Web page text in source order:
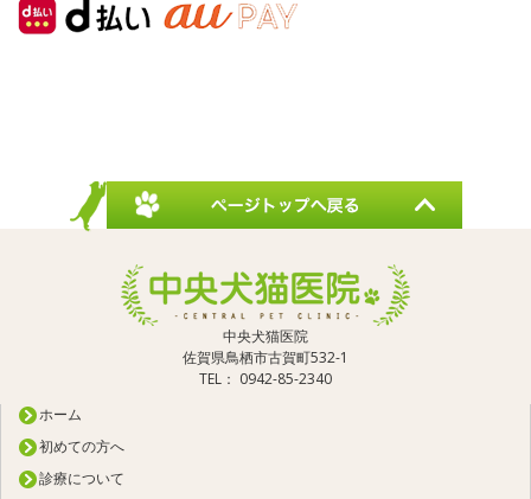
中央犬猫医院
佐賀県鳥栖市古賀町532-1
TEL： 0942-85-2340
ホーム
初めての方へ
診療について